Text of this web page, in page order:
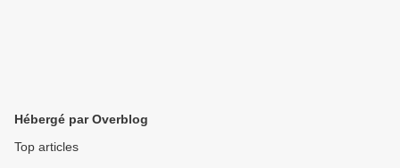
Hébergé par Overblog
Top articles